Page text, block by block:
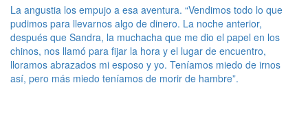
La angustia los empujo a esa aventura. “Vendimos todo lo que
pudimos para llevarnos algo de dinero. La noche anterior,
después que Sandra, la muchacha que me dio el papel en los
chinos, nos llamó para fijar la hora y el lugar de encuentro,
lloramos abrazados mi esposo y yo. Teníamos miedo de irnos
así, pero más miedo teníamos de morir de hambre”.